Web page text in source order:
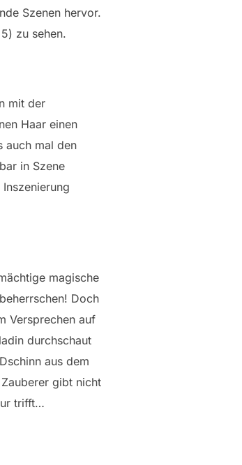
Szenen hervor.
zu sehen.
mit der
Haar einen
auch mal den
in Szene
magische
Doch
Versprechen auf
durchschaut
aus dem
gibt nicht
trifft…